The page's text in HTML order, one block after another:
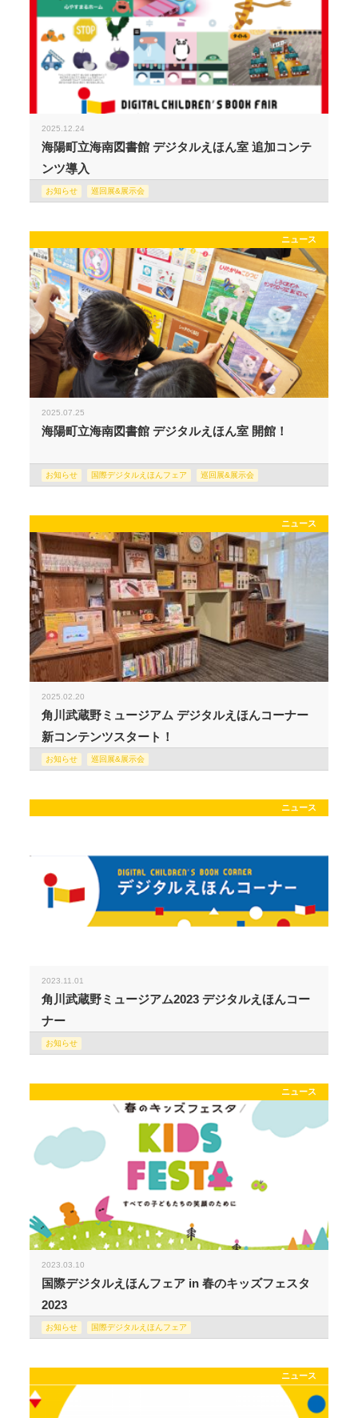
2025.12.24
海陽町立海南図書館 デジタルえほん室 追加コンテ
ンツ導入
お知らせ 巡回展&展示会
ニュース
2025.07.25
海陽町立海南図書館 デジタルえほん室 開館！
お知らせ 国際デジタルえほんフェア 巡回展&展示会
ニュース
2025.02.20
角川武蔵野ミュージアム デジタルえほんコーナー
新コンテンツスタート！
お知らせ 巡回展&展示会
ニュース
2023.11.01
角川武蔵野ミュージアム2023 デジタルえほんコー
ナー
お知らせ
ニュース
2023.03.10
国際デジタルえほんフェア in 春のキッズフェスタ
2023
お知らせ 国際デジタルえほんフェア
ニュース